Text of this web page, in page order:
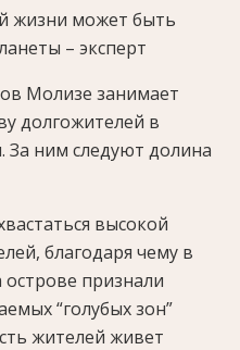
жизни может быть
– эксперт
Молизе занимает
долгожителей в
ним следуют долина
высокой
благодаря чему в
острове признали
“голубых зон”
жителей живет